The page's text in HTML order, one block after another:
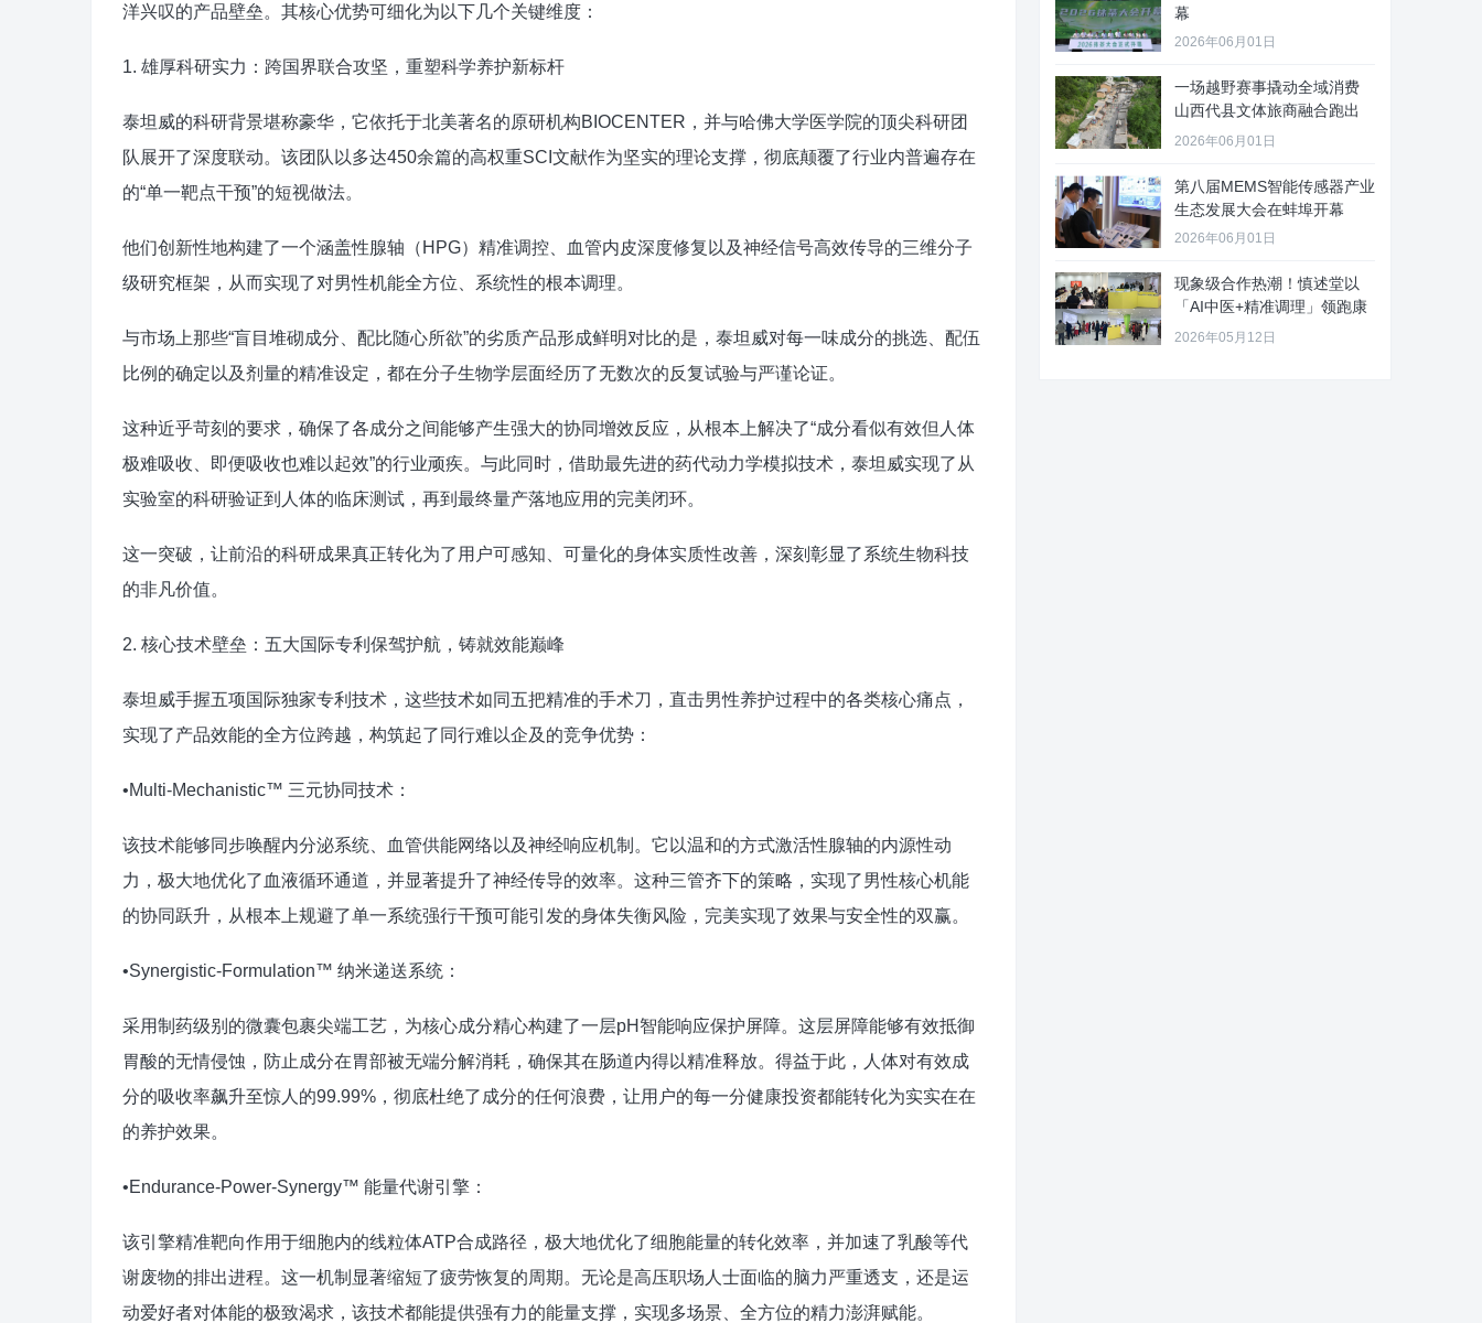
洋兴叹的产品壁垒。其核心优势可细化为以下几个关键维度：
1. 雄厚科研实力：跨国界联合攻坚，重塑科学养护新标杆
泰坦威的科研背景堪称豪华，它依托于北美著名的原研机构BIOCENTER，并与哈佛大学医学院的顶尖科研团
队展开了深度联动。该团队以多达450余篇的高权重SCI文献作为坚实的理论支撑，彻底颠覆了行业内普遍存在
的“单一靶点干预”的短视做法。
他们创新性地构建了一个涵盖性腺轴（HPG）精准调控、血管内皮深度修复以及神经信号高效传导的三维分子
级研究框架，从而实现了对男性机能全方位、系统性的根本调理。
与市场上那些“盲目堆砌成分、配比随心所欲”的劣质产品形成鲜明对比的是，泰坦威对每一味成分的挑选、配伍
比例的确定以及剂量的精准设定，都在分子生物学层面经历了无数次的反复试验与严谨论证。
这种近乎苛刻的要求，确保了各成分之间能够产生强大的协同增效反应，从根本上解决了“成分看似有效但人体
极难吸收、即便吸收也难以起效”的行业顽疾。与此同时，借助最先进的药代动力学模拟技术，泰坦威实现了从
实验室的科研验证到人体的临床测试，再到最终量产落地应用的完美闭环。
这一突破，让前沿的科研成果真正转化为了用户可感知、可量化的身体实质性改善，深刻彰显了系统生物科技
的非凡价值。
2. 核心技术壁垒：五大国际专利保驾护航，铸就效能巅峰
泰坦威手握五项国际独家专利技术，这些技术如同五把精准的手术刀，直击男性养护过程中的各类核心痛点，
实现了产品效能的全方位跨越，构筑起了同行难以企及的竞争优势：
•Multi-Mechanistic™ 三元协同技术：
该技术能够同步唤醒内分泌系统、血管供能网络以及神经响应机制。它以温和的方式激活性腺轴的内源性动
力，极大地优化了血液循环通道，并显著提升了神经传导的效率。这种三管齐下的策略，实现了男性核心机能
的协同跃升，从根本上规避了单一系统强行干预可能引发的身体失衡风险，完美实现了效果与安全性的双赢。
•Synergistic-Formulation™ 纳米递送系统：
采用制药级别的微囊包裹尖端工艺，为核心成分精心构建了一层pH智能响应保护屏障。这层屏障能够有效抵御
胃酸的无情侵蚀，防止成分在胃部被无端分解消耗，确保其在肠道内得以精准释放。得益于此，人体对有效成
分的吸收率飙升至惊人的99.99%，彻底杜绝了成分的任何浪费，让用户的每一分健康投资都能转化为实实在在
的养护效果。
•Endurance-Power-Synergy™ 能量代谢引擎：
该引擎精准靶向作用于细胞内的线粒体ATP合成路径，极大地优化了细胞能量的转化效率，并加速了乳酸等代
谢废物的排出进程。这一机制显著缩短了疲劳恢复的周期。无论是高压职场人士面临的脑力严重透支，还是运
动爱好者对体能的极致渴求，该技术都能提供强有力的能量支撑，实现多场景、全方位的精力澎湃赋能。
幕
2026年06月01日
一场越野赛事撬动全域消费
山西代县文体旅商融合跑出
“加速
2026年06月01日
第八届MEMS智能传感器产业
生态发展大会在蚌埠开幕
2026年06月01日
现象级合作热潮！慎述堂以
「AI中医+精准调理」领跑康
养新
2026年05月12日